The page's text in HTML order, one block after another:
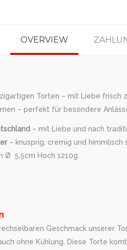
OVERVIEW
Torten – mit Liebe
– perfekt für besondere
– mit Liebe und nach
– knusprig, cremig und himmlisch
Ø 5,5cm Hoch 1210g
Geschmack unserer
ohne Kühlung. Diese Torte